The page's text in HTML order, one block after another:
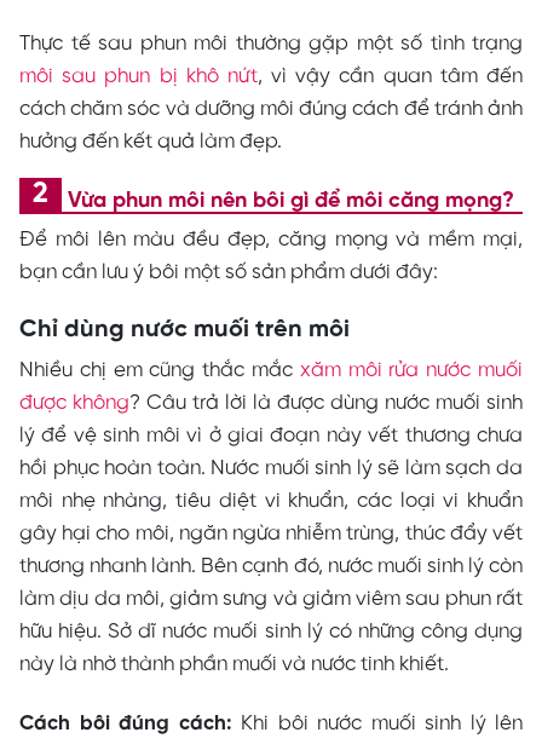
Thực tế sau phun môi thường gặp một số tình trạng
môi sau phun bị khô nứt, vì vậy cần quan tâm đến
cách chăm sóc và dưỡng môi đúng cách để tránh ảnh
hưởng đến kết quả làm đẹp.
Vừa phun môi nên bôi gì để môi căng mọng?
Để môi lên màu đều đẹp, căng mọng và mềm mại,
bạn cần lưu ý bôi một số sản phẩm dưới đây:
Chỉ dùng nước muối trên môi
Nhiều chị em cũng thắc mắc xăm môi rửa nước muối
được không? Câu trả lời là được dùng nước muối sinh
lý để vệ sinh môi vì ở giai đoạn này vết thương chưa
hồi phục hoàn toàn. Nước muối sinh lý sẽ làm sạch da
môi nhẹ nhàng, tiêu diệt vi khuẩn, các loại vi khuẩn
gây hại cho môi, ngăn ngừa nhiễm trùng, thúc đẩy vết
thương nhanh lành. Bên cạnh đó, nước muối sinh lý còn
làm dịu da môi, giảm sưng và giảm viêm sau phun rất
hữu hiệu. Sở dĩ nước muối sinh lý có những công dụng
này là nhờ thành phần muối và nước tinh khiết.
Cách bôi đúng cách: Khi bôi nước muối sinh lý lên